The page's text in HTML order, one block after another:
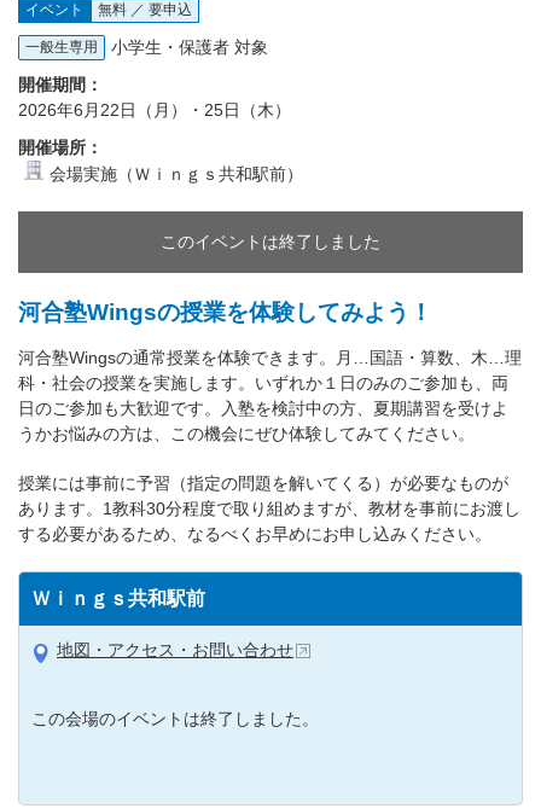
イベント 無料 ／ 要申込
一般生専用
小学生・保護者 対象
開催期間：
2026年6月22日（月）・25日（木）
開催場所：
会場実施（Ｗｉｎｇｓ共和駅前）
このイベントは終了しました
河合塾Wingsの授業を体験してみよう！
河合塾Wingsの通常授業を体験できます。月…国語・算数、木…理
科・社会の授業を実施します。いずれか１日のみのご参加も、両
日のご参加も大歓迎です。入塾を検討中の方、夏期講習を受けよ
うかお悩みの方は、この機会にぜひ体験してみてください。
授業には事前に予習（指定の問題を解いてくる）が必要なものが
あります。1教科30分程度で取り組めますが、教材を事前にお渡し
する必要があるため、なるべくお早めにお申し込みください。
Ｗｉｎｇｓ共和駅前
地図・アクセス・お問い合わせ
この会場のイベントは終了しました。